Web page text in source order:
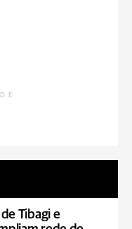
Tibagi e